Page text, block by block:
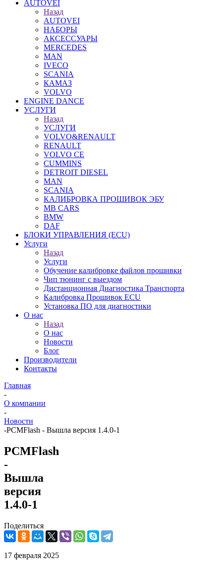
AUTOVEI
Назад
AUTOVEI
НАБОРЫ
АКСЕССУАРЫ
MERCEDES
MAN
IVECO
SCANIA
КАМАЗ
VOLVO
ENGINE DANCE
УСЛУГИ
Назад
УСЛУГИ
VOLVO&RENAULT
RENAULT
VOLVO CE
CUMMINS
DETROIT DIESEL
MAN
SCANIA
КАЛИБРОВКА ПРОШИВОК ЭБУ
MB CARS
BMW
DAF
БЛОКИ УПРАВЛЕНИЯ (ECU)
Услуги
Назад
Услуги
Обучение калибровке файлов прошивки
Чип тюнинг с выездом
Дистанционная Диагностика Транспорта
Калибровка Прошивок ECU
Установка ПО для диагностики
О нас
Назад
О нас
Новости
Блог
Производители
Контакты
Главная
-
О компании
-
Новости
-PCMFlash - Вышла версия 1.4.0-1
PCMFlash
-
Вышла
версия
1.4.0-1
Поделиться
17 февраля 2025